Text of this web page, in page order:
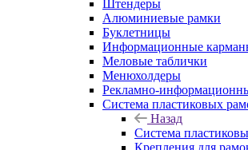
Штендеры
Алюминиевые рамки
Буклетницы
Информационные
Меловые таблички
Менюхолдеры
Рекламно-
Система пластиковых
Назад
Система
Крепления для